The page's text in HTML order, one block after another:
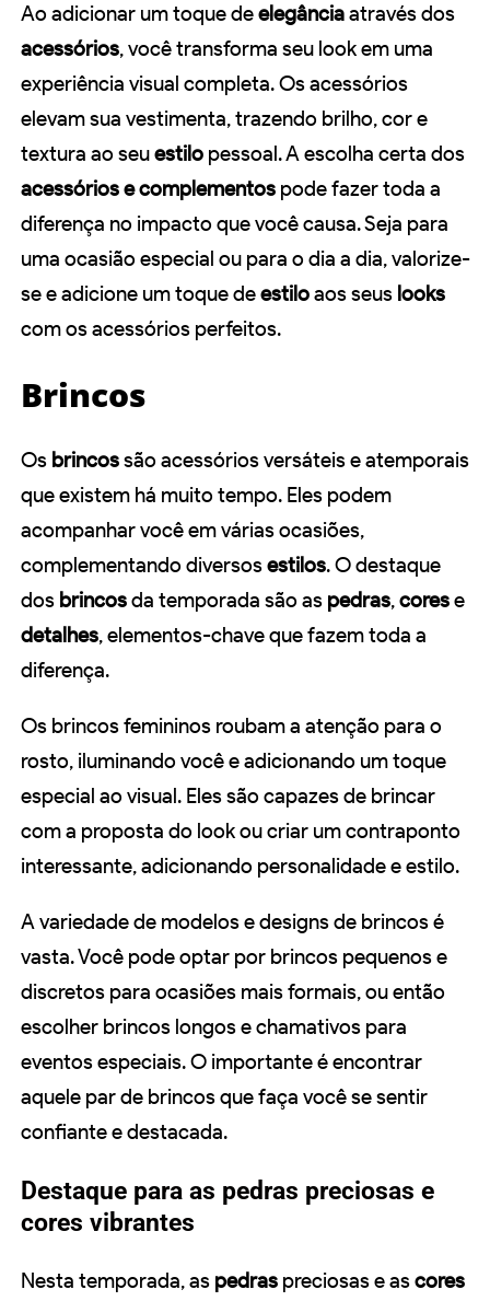
Ao adicionar um toque deelegânciaatravés dos
acessórios, você transforma seu look em uma
experiência visual completa. Os acessórios
elevam sua vestimenta, trazendo brilho, cor e
textura ao seuestilo pessoal. A escolha certa dos
acessórios e complementos pode fazer toda a
diferença no impacto que você causa. Seja para
uma ocasião especial ou para o dia a dia, valorize-
se e adicione um toque deestiloaos seus looks
com os acessórios perfeitos.
Brincos
Os brincossão acessórios versáteis e atemporais
que existem há muito tempo. Eles podem
acompanhar você em várias ocasiões,
complementando diversosestilos. O destaque
dos brincosda temporada são as pedras,corese
detalhes, elementos-chave que fazem toda a
diferença.
Os brincos femininos roubam a atenção para o
rosto, iluminando você e adicionando um toque
especial ao visual. Eles são capazes de brincar
com a proposta do look ou criar um contraponto
interessante, adicionando personalidade e estilo.
A variedade de modelos e designs de brincos é
vasta. Você pode optar por brincos pequenos e
discretos para ocasiões mais formais, ou então
escolher brincos longos e chamativos para
eventos especiais. O importante é encontrar
aquele par de brincos que faça você se sentir
confiante e destacada.
Destaque para as pedras preciosas e
cores vibrantes
Nesta temporada, as pedras preciosas e ascores